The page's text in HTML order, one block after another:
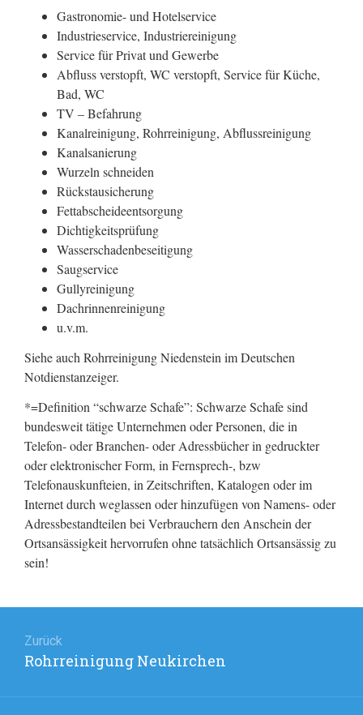
Gastronomie- und Hotelservice
Industrieservice, Industriereinigung
Service für Privat und Gewerbe
Abfluss verstopft, WC verstopft, Service für Küche,
Bad, WC
TV – Befahrung
Kanalreinigung, Rohrreinigung, Abflussreinigung
Kanalsanierung
Wurzeln schneiden
Rückstausicherung
Fettabscheideentsorgung
Dichtigkeitsprüfung
Wasserschadenbeseitigung
Saugservice
Gullyreinigung
Dachrinnenreinigung
u.v.m.
Siehe auch Rohrreinigung Niedenstein im Deutschen
Notdienstanzeiger.
*=Definition “schwarze Schafe”: Schwarze Schafe sind
bundesweit tätige Unternehmen oder Personen, die in
Telefon- oder Branchen- oder Adressbücher in gedruckter
oder elektronischer Form, in Fernsprech-, bzw
Telefonauskunfteien, in Zeitschriften, Katalogen oder im
Internet durch weglassen oder hinzufügen von Namens- oder
Adressbestandteilen bei Verbrauchern den Anschein der
Ortsansässigkeit hervorrufen ohne tatsächlich Ortsansässig zu
sein!
Zurück
Vorheriger
Rohrreinigung Neukirchen